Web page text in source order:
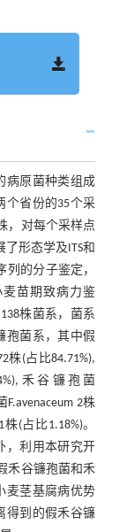
病原菌种类组成
个省份的35个采
，对每个采样点
形态学及ITS和
列的分子鉴定，
苗期致病力鉴
株菌系，菌系
孢菌系，其中假
株(占比84.71%),
禾谷镰孢菌
2株
(占比1.18%)。
，利用本研究开
禾谷镰孢菌和禾
麦茎基腐病优势
得到的假禾谷镰